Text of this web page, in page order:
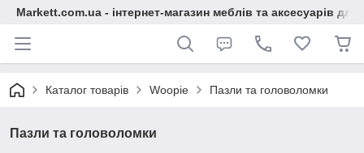
Markett.com.ua - інтернет-магазин меблів та аксесуарів для
Каталог товарів Woopie Пазли та головоломки
Пазли та головоломки